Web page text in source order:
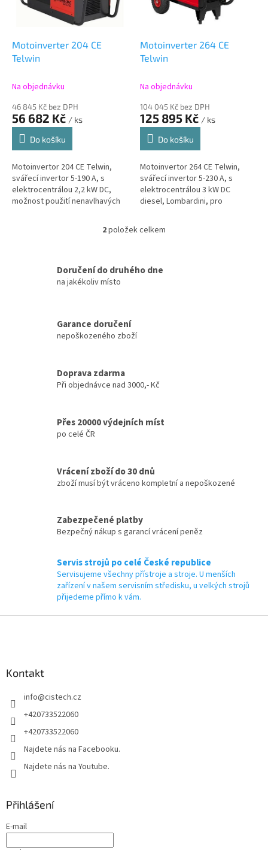
Motoinverter 204 CE
Telwin
Na objednávku
46 845 Kč bez DPH
56 682 Kč / ks
Do košíku
Motoinvertor 204 CE Telwin,
svářecí invertor 5-190 A, s
elektrocentrálou 2,2 kW DC,
možnost použití nenavlhavých
Motoinverter 264 CE
Telwin
Na objednávku
104 045 Kč bez DPH
125 895 Kč / ks
Do košíku
Motoinvertor 264 CE Telwin,
svářecí invertor 5-230 A, s
elektrocentrálou 3 kW DC
diesel, Lombardini, pro
použitím i nenavlhavých
celulosových elektrod
O
á
r
v
i
s
2položek celkem
Doručení do druhého dne
na jakékoliv místo
Garance doručení
nepoškozeného zboží
Doprava zdarma
Při objednávce nad 3000,- Kč
Přes 20000 výdejních míst
po celé ČR
Vrácení zboží do 30 dnů
zboží musí být vráceno kompletní a nepoškozené
Zabezpečené platby
Bezpečný nákup s garancí vrácení peněz
Servis strojů po celé České republice
Servisujeme všechny přístroje a stroje. U menších
zařízení v našem servisním středisku, u velkých strojů
přijedeme přímo k vám.
Kontakt
info@cistech.cz
+420733522060
+420733522060
Najdete nás na Facebooku.
Najdete nás na Youtube.
Přihlášení
E-mail